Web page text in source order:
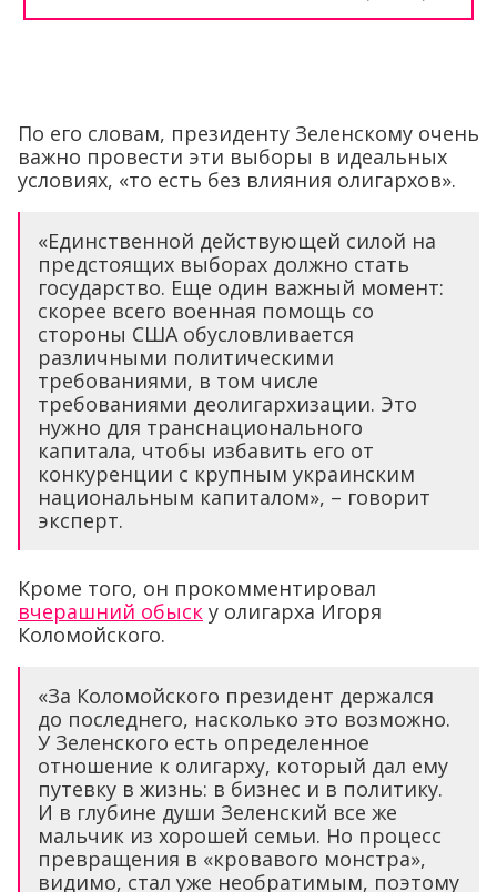
По его словам, президенту Зеленскому очень
важно провести эти выборы в идеальных
условиях, «то есть без влияния олигархов».
«Единственной действующей силой на
предстоящих выборах должно стать
государство. Еще один важный момент:
скорее всего военная помощь со
стороны США обусловливается
различными политическими
требованиями, в том числе
требованиями деолигархизации. Это
нужно для транснационального
капитала, чтобы избавить его от
конкуренции с крупным украинским
национальным капиталом», – говорит
эксперт.
Кроме того, он прокомментировал
вчерашний обыск у олигарха Игоря
Коломойского.
«За Коломойского президент держался
до последнего, насколько это возможно.
У Зеленского есть определенное
отношение к олигарху, который дал ему
путевку в жизнь: в бизнес и в политику.
И в глубине души Зеленский все же
мальчик из хорошей семьи. Но процесс
превращения в «кровавого монстра»,
видимо, стал уже необратимым, поэтому